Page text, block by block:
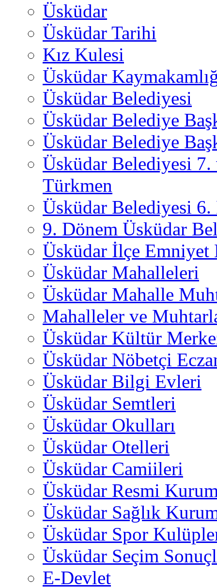
Üsküdar
Üsküdar Tarihi
Kız Kulesi
Üsküdar
Üsküdar Belediyesi
Üsküdar Belediye
Üsküdar Belediye
Üsküdar Belediyesi
Türkmen
Üsküdar Belediyesi 6.
9. Dönem Üsküdar
Üsküdar İlçe
Üsküdar Mahalleleri
Üsküdar Mahalle
Mahalleler ve
Üsküdar Kültür
Üsküdar Nöbetçi
Üsküdar Bilgi Evleri
Üsküdar Semtleri
Üsküdar Okulları
Üsküdar Otelleri
Üsküdar Camiileri
Üsküdar Resmi
Üsküdar Sağlık
Üsküdar Spor
Üsküdar Seçim
E-Devlet